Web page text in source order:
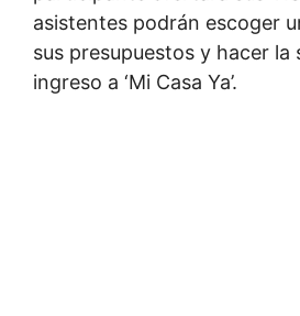
asistentes podrán escoger
sus presupuestos y hacer la
ingreso a ‘Mi Casa Ya’.